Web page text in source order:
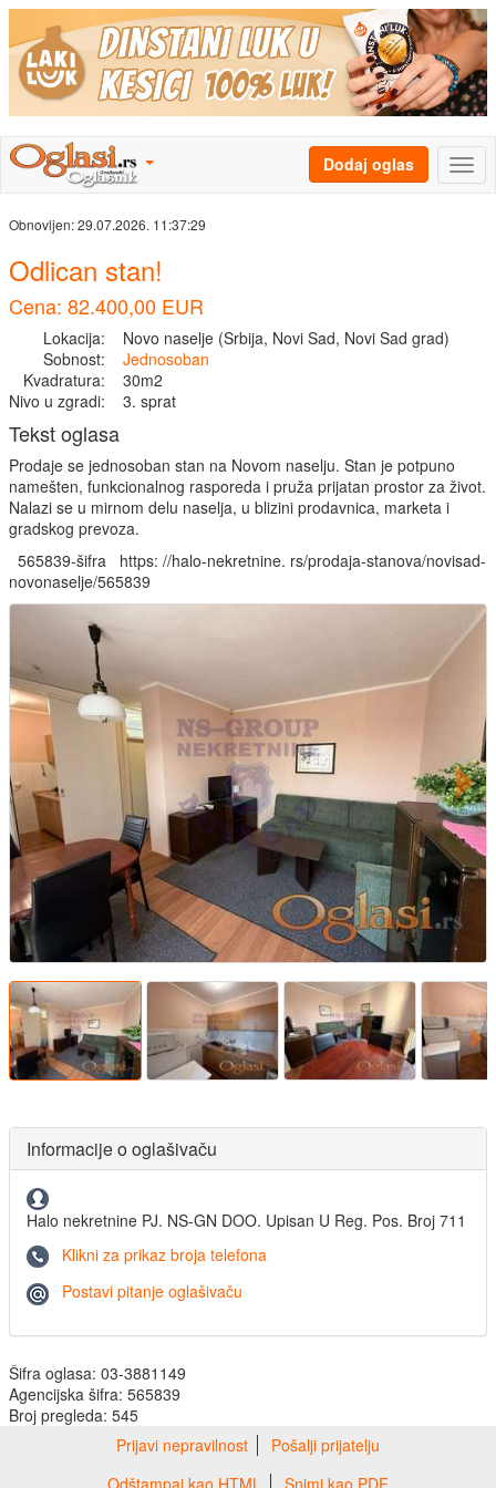
Dodaj oglas
Obnovljen:29.07.2026. 11:37:29
Odlican stan!
Cena: 82.400,00 EUR
Lokacija:
Novo naselje (Srbija, Novi Sad, Novi Sad grad)
Sobnost:
Jednosoban
Kvadratura:
30m2
Nivo u zgradi:
3. sprat
Tekst oglasa
Prodaje se jednosoban stan na Novom naselju. Stan je potpuno
namešten, funkcionalnog rasporeda i pruža prijatan prostor za život.
Nalazi se u mirnom delu naselja, u blizini prodavnica, marketa i
gradskog prevoza.
565839-šifra https: //halo-nekretnine. rs/prodaja-stanova/novisad-
novonaselje/565839
Informacije o oglašivaču
Halo nekretnine PJ. NS-GN DOO. Upisan U Reg. Pos. Broj 711
Klikni za prikaz broja telefona
Postavi pitanje oglašivaču
Šifra oglasa: 03-3881149
Agencijska šifra: 565839
Broj pregleda: 545
Prijavi nepravilnost
Pošalji prijatelju
Odštampaj kao HTML
Snimi kao PDF